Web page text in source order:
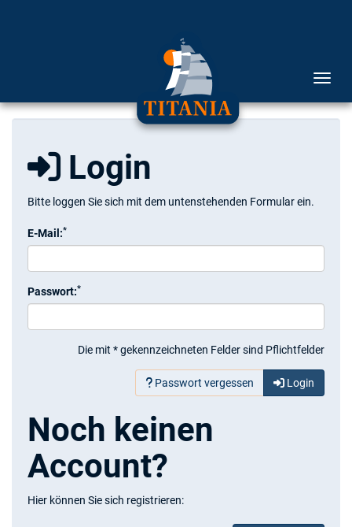
Menü
Login
Bitte loggen Sie sich mit dem untenstehenden Formular ein.
E-Mail:*
Passwort:*
Die mit * gekennzeichneten Felder sind Pflichtfelder
Passwort vergessen Login
Noch keinen
Account?
Hier können Sie sich registrieren: